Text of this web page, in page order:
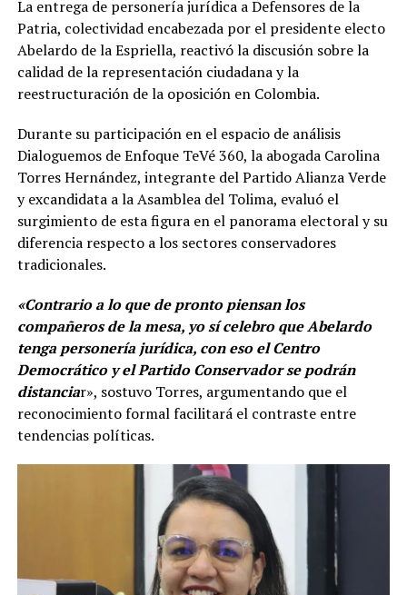
La entrega de personería jurídica a Defensores de la
Patria, colectividad encabezada por el presidente electo
Abelardo de la Espriella, reactivó la discusión sobre la
calidad de la representación ciudadana y la
reestructuración de la oposición en Colombia.
Durante su participación en el espacio de análisis
Dialoguemos de Enfoque TeVé 360, la abogada Carolina
Torres Hernández, integrante del Partido Alianza Verde
y excandidata a la Asamblea del Tolima, evaluó el
surgimiento de esta figura en el panorama electoral y su
diferencia respecto a los sectores conservadores
tradicionales.
«Contrario a lo que de pronto piensan los
compañeros de la mesa, yo sí celebro que Abelardo
tenga personería jurídica, con eso el Centro
Democrático y el Partido Conservador se podrán
distanciar», sostuvo Torres, argumentando que el
reconocimiento formal facilitará el contraste entre
tendencias políticas.